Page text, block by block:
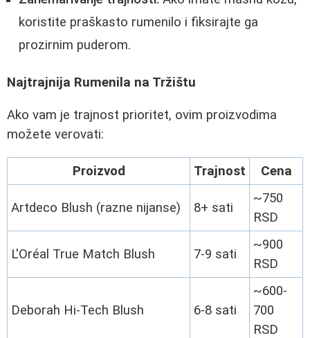
koristite praškasto rumenilo i fiksirajte ga
prozirnim puderom.
Najtrajnija Rumenila na Tržištu
Ako vam je trajnost prioritet, ovim proizvodima
možete verovati:
Proizvod Trajnost Cena
Artdeco Blush (razne nijanse) 8+ sati
~750
RSD
L'Oréal True Match Blush 7-9 sati
~900
RSD
Deborah Hi-Tech Blush 6-8 sati
~600-
700
RSD